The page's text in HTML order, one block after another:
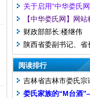
一家亲酒
关于启用“中华娄氏
众平台的公告
【中华娄氏网】网站
财政部部长:楼继伟
陕西省委副书记、省
勤俭
阅读排行
吉林省吉林市娄氏宗
娄氏家族的“M台酒